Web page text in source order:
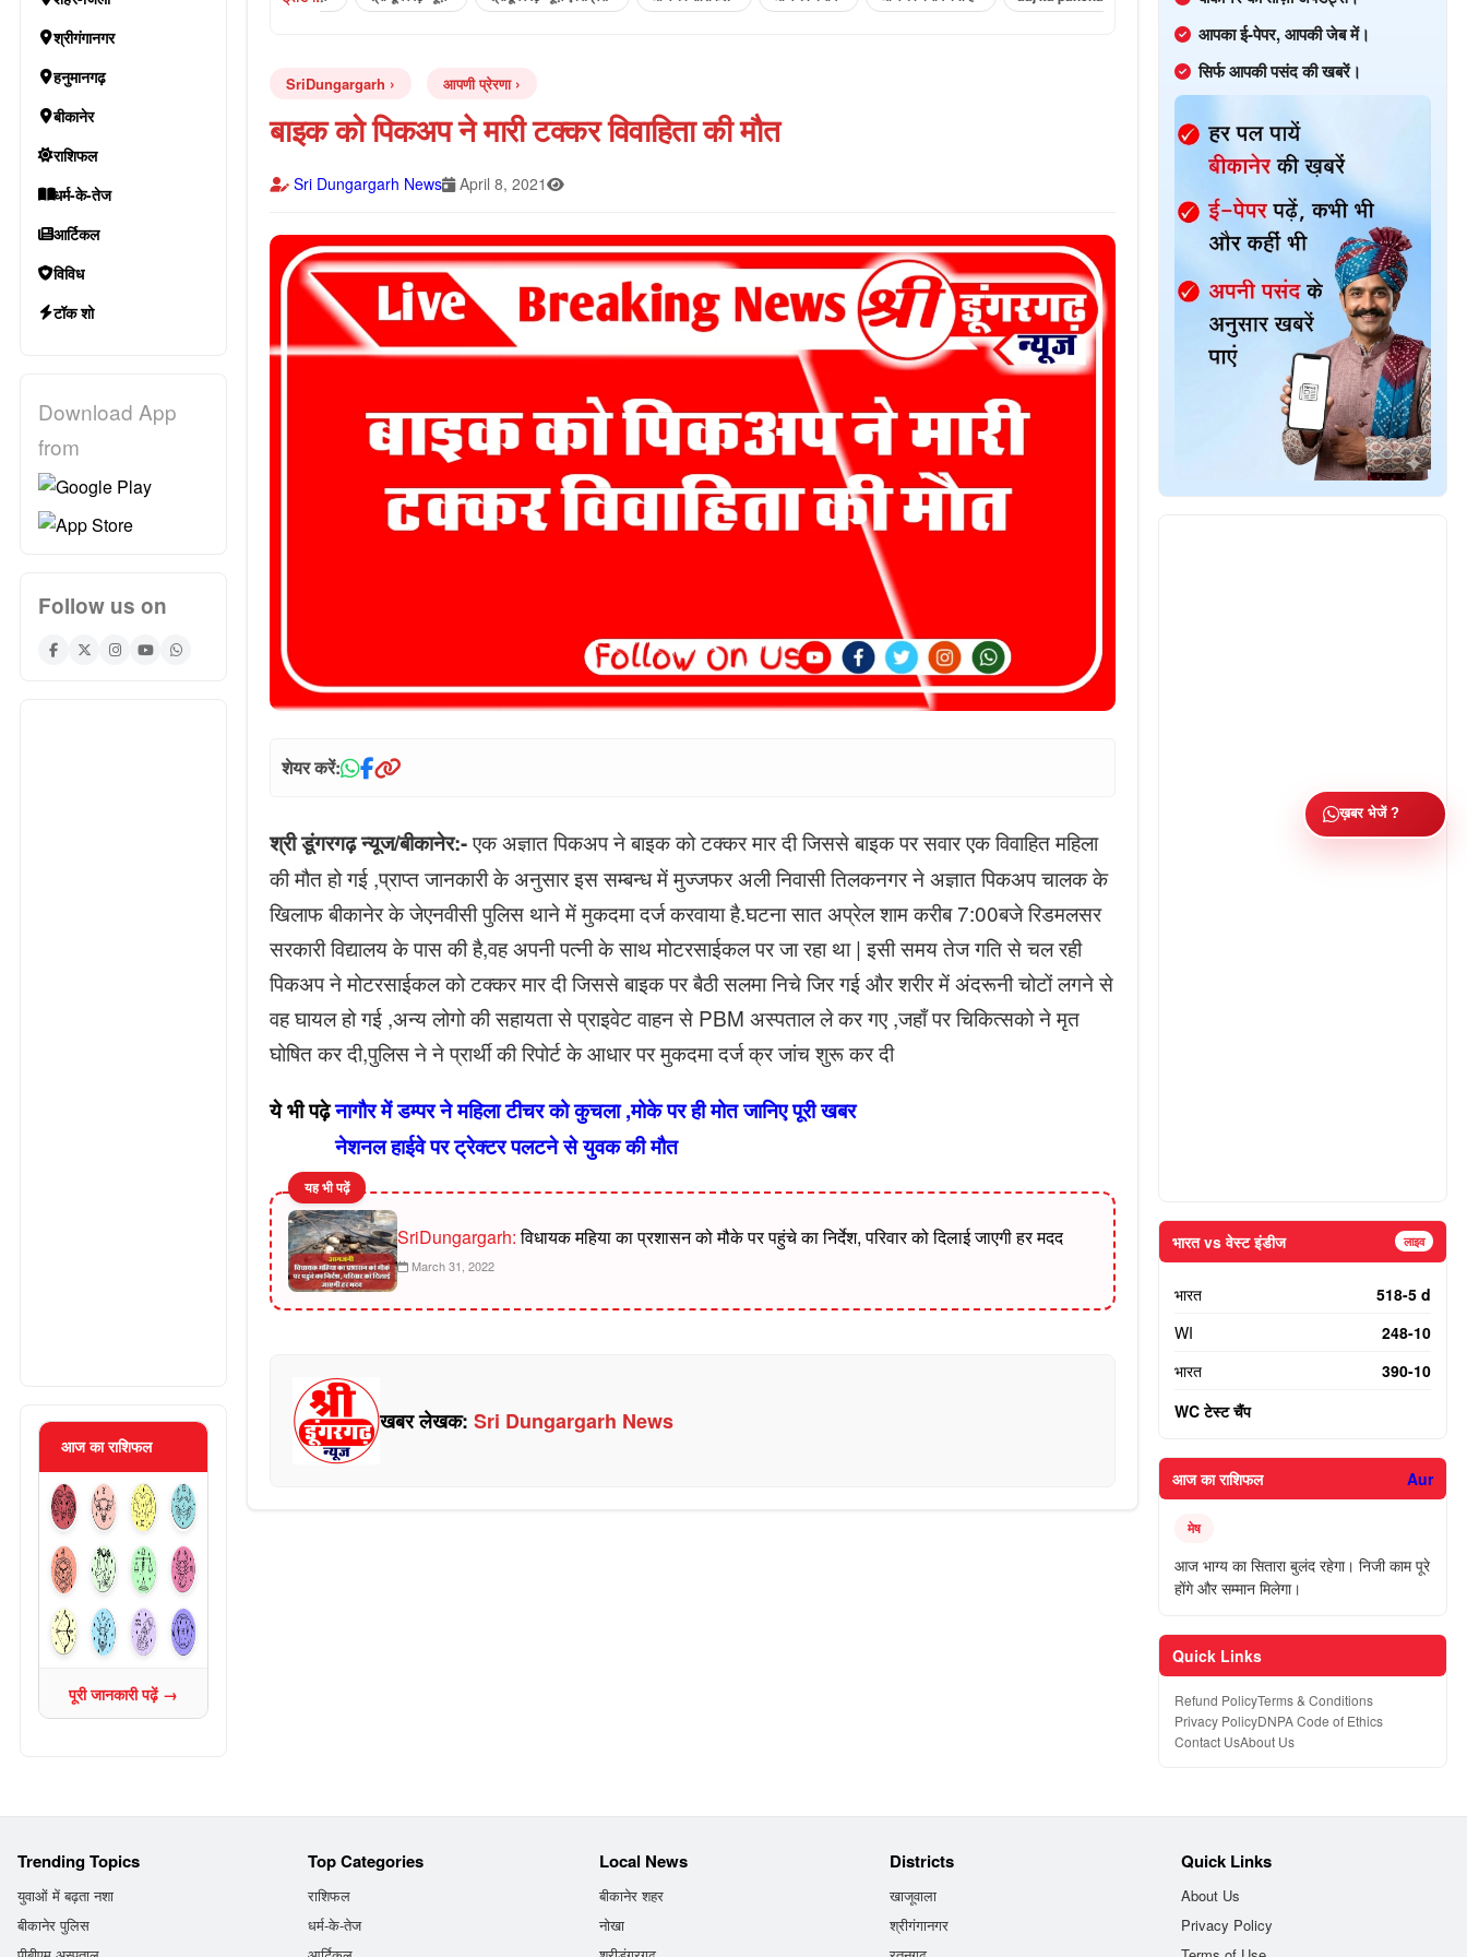
श्रीगंगानगर
हनुमानगढ़
बीकानेर
राशिफल
धर्म-के-तेज
आर्टिकल
विविध
टॉक शो
Download App
from
Follow us on
आज का राशिफल
पूरी जानकारी पढ़ें →
SriDungargarh आपणी प्रेरणा
बाइक को पिकअप ने मारी टक्कर विवाहिता की मौत
Sri Dungargarh News April 8, 2021
शेयर करें:
श्री डूंगरगढ़ न्यूज/बीकानेर:-एक अज्ञात पिकअप ने बाइक को टक्कर मार दी जिससे बाइक पर सवार एक विवाहित महिला
की मौत हो गई ,प्राप्त जानकारी के अनुसार इस सम्बन्ध में मुज्जफर अली निवासी तिलकनगर ने अज्ञात पिकअप चालक के
खिलाफ बीकानेर के जेएनवीसी पुलिस थाने में मुकदमा दर्ज करवाया है.घटना सात अप्रेल शाम करीब 7:00बजे रिडमलसर
सरकारी विद्यालय के पास की है,वह अपनी पत्नी के साथ मोटरसाईकल पर जा रहा था | इसी समय तेज गति से चल रही
पिकअप ने मोटरसाईकल को टक्कर मार दी जिससे बाइक पर बैठी सलमा निचे जिर गई और शरीर में अंदरूनी चोटों लगने से
वह घायल हो गई ,अन्य लोगो की सहायता से प्राइवेट वाहन से PBM अस्पताल ले कर गए ,जहाँ पर चिकित्सको ने मृत
घोषित कर दी,पुलिस ने ने प्रार्थी की रिपोर्ट के आधार पर मुकदमा दर्ज क्र जांच शुरू कर दी
ये भी पढ़ेनागौर में डम्पर ने महिला टीचर को कुचला ,मोके पर ही मोत जानिए पूरी खबर
नेशनल हाईवे पर ट्रेक्टर पलटने से युवक की मौत
यह भी पढ़ें
SriDungargarh:विधायक महिया का प्रशासन को मौके पर पहुंचे का निर्देश, परिवार को दिलाई जाएगी हर मदद
March 31, 2022
खबर लेखक: Sri Dungargarh News
आपका ई-पेपर, आपकी जेब में।
सिर्फ आपकी पसंद की खबरें।
भारत vs वेस्ट इंडीज लाइव
भारत
518-5 d
WI
248-10
भारत
390-10
WC टेस्ट चैंप
आज का राशिफल Aur
मेष
आज भाग्य का सितारा बुलंद रहेगा। निजी काम पूरे
होंगे और सम्मान मिलेगा।
Quick Links
Refund PolicyTerms & Conditions
Privacy PolicyDNPA Code of Ethics
Contact UsAbout Us
Trending Topics
युवाओं में बढ़ता नशा
बीकानेर पुलिस
Top Categories
राशिफल
धर्म-के-तेज
Local News
बीकानेर शहर
नोखा
Districts
खाजूवाला
श्रीगंगानगर
Quick Links
About Us
Privacy Policy
ख़बर भेजें ?